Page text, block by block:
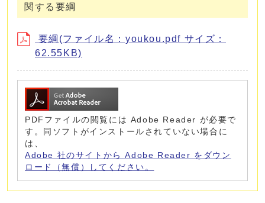
関する要綱
要綱(ファイル名：youkou.pdf サイズ：
62.55KB)
PDFファイルの閲覧には Adobe Reader が必要で
す。同ソフトがインストールされていない場合に
は、
Adobe 社のサイトから Adobe Reader をダウン
ロード（無償）してください。